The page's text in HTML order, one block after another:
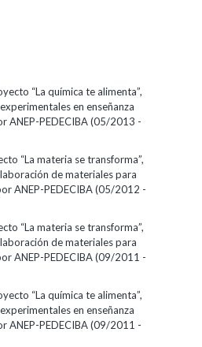
“La química te alimenta”,
en enseñanza
ANEP-PEDECIBA (05/2013 -
“La materia se transforma”,
de materiales para
ANEP-PEDECIBA (05/2012 -
“La materia se transforma”,
de materiales para
ANEP-PEDECIBA (09/2011 -
“La química te alimenta”,
en enseñanza
ANEP-PEDECIBA (09/2011 -